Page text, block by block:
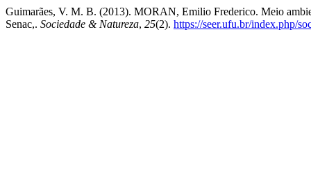
Guimarães, V. M. B. (2013). MORAN, Emilio Frederico. Meio
Senac,. Sociedade & Natureza, 25(2). https://seer.ufu.br/index.php/